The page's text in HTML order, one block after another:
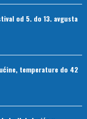
od 5. do 13. avgusta
temperature do 42